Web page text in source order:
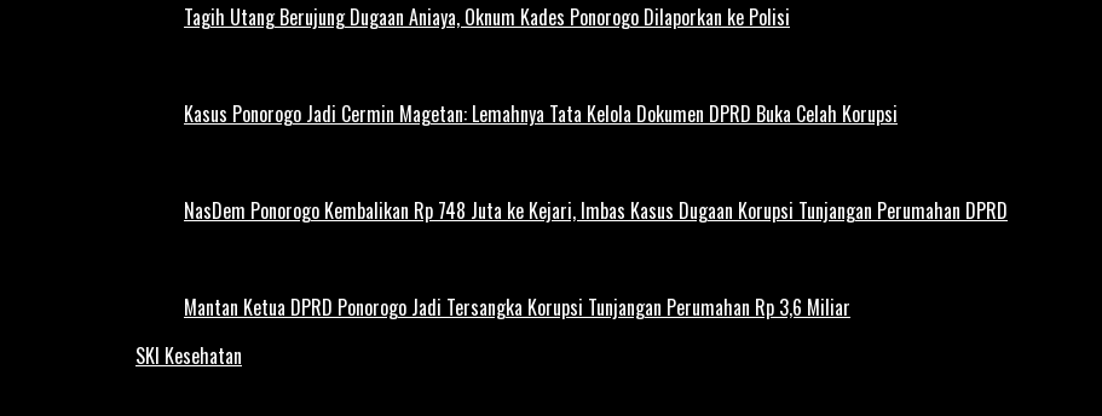
Tagih Utang Berujung Dugaan Aniaya, Oknum Kades Ponorogo Dilaporkan ke Polisi
Kasus Ponorogo Jadi Cermin Magetan: Lemahnya Tata Kelola Dokumen DPRD Buka Celah Korupsi
NasDem Ponorogo Kembalikan Rp 748 Juta ke Kejari, Imbas Kasus Dugaan Korupsi Tunjangan Perumahan DPRD
Mantan Ketua DPRD Ponorogo Jadi Tersangka Korupsi Tunjangan Perumahan Rp 3,6 Miliar
SKI Kesehatan